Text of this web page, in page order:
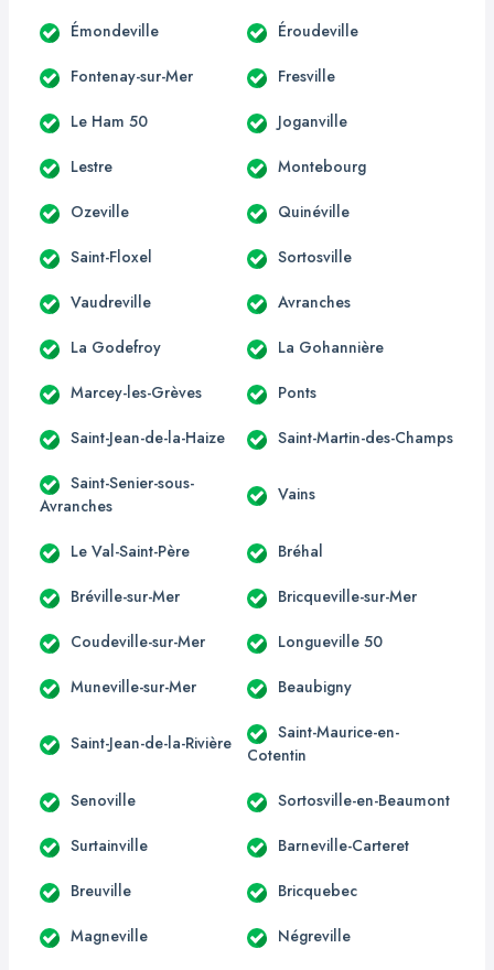
Émondeville Éroudeville
Fontenay-sur-Mer Fresville
Le Ham 50 Joganville
Lestre Montebourg
Ozeville Quinéville
Saint-Floxel Sortosville
Vaudreville Avranches
La Godefroy La Gohannière
Marcey-les-Grèves Ponts
Saint-Jean-de-la-Haize Saint-Martin-des-Champs
Saint-Senier-sous-
Avranches
Vains
Le Val-Saint-Père Bréhal
Bréville-sur-Mer Bricqueville-sur-Mer
Coudeville-sur-Mer Longueville 50
Muneville-sur-Mer Beaubigny
Saint-Jean-de-la-Rivière
Saint-Maurice-en-
Cotentin
Senoville Sortosville-en-Beaumont
Surtainville Barneville-Carteret
Breuville Bricquebec
Magneville Négreville